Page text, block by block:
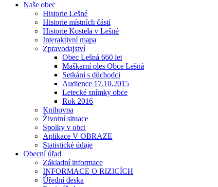
Naše obec
Historie Lešné
Historie místních částí
Historie Kostela v Lešné
Interaktivní mapa
Zpravodajství
Obec Lešná 660 let
Maškarní ples Obce Lešná
Setkání s důchodci
Audience 17.10.2015
Letecké snímky obce
Rok 2016
Knihovna
Životní situace
Spolky v obci
Aplikace V OBRAZE
Statistické údaje
Obecní úřad
Základní informace
INFORMACE O RIZICÍCH
Úřední deska